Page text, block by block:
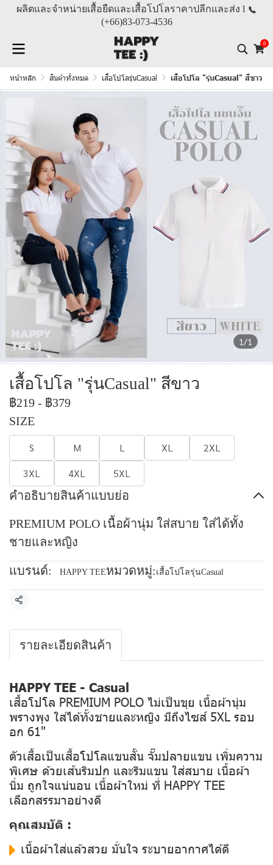
ผลิตและจำหน่ายเสื้อยืดและเสื้อโปโลราคาปลีกและส่ง l
(+66)83-073-4536
0
หน้าหลัก สินค้าทั้งหมด เสื้อโปโลรุ่นCasual เสื้อโปโล "รุ่นCasual" สีขาว
1/1
เสื้อโปโล "รุ่นCasual" สีขาว
฿219 - ฿379
SIZE
S M L XL
2XL
3XL
4XL 5XL
คำอธิบายสินค้าแบบย่อ
PREMIUM POLO เนื้อผ้านุ่ม ใส่สบาย ใส่ได้ทั้ง
ชายและหญิง
แบรนด์: HAPPY TEEหมวดหมู่: เสื้อโปโลรุ่นCasual
แชร์
รายละเอียดสินค้า
HAPPY TEE - Casual
เสื้อโปโล PREMIUM POLO ไม่เป็นขุย เนื้อผ้านุ่ม
พรางพุง ใส่ได้ทั้งชายและหญิง มีถึงไซส์ 5XL รอบ
อก 61"
ตัวเสื้อเป็นเสื้อโปโลแขนสั้น จั๊มปลายแขน เพิ่มความ
พิเศษ ด้วยเส้นริมปก และริมแขน ใส่สบาย เนื้อผ้า
นิ่ม ถูกใจแน่นอน เนื้อผ้าใหม่ ที่ HAPPY TEE
เลือกสรรมาอย่างดี
คุณสมบัติ :
เนื้อผ้าใส่แล้วสวย มั่นใจ ระบายอากาศได้ดี